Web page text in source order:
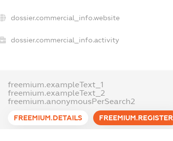
dossier.commercial_info.website
dossier.commercial_info.activity
freemium.exampleText_1
freemium.exampleText_2
freemium.anonymousPerSearch2
FREEMIUM.DETAILS FREEMIUM.REGISTER